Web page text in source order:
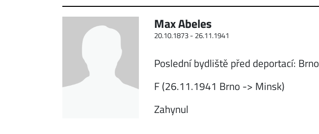
Max Abeles
20.10.1873 - 26.11.1941
Poslední bydliště před deportací: Brno
F (26.11.1941 Brno -> Minsk)
Zahynul